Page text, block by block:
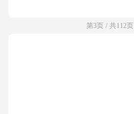
第3页 / 共112页